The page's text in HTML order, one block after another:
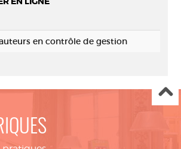
en contrôle de gestion